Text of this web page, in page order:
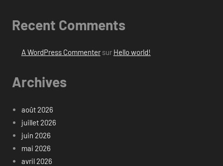
Recent Comments
A WordPress Commentersur Hello world!
Archives
août 2026
juillet 2026
juin 2026
mai 2026
avril 2026